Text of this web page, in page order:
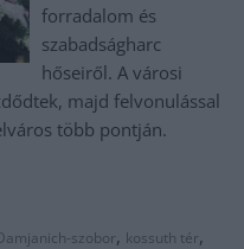
forradalom és
szabadságharc
hőseiről. A városi
majd felvonulással
több pontján.
szobor, kossuth tér,